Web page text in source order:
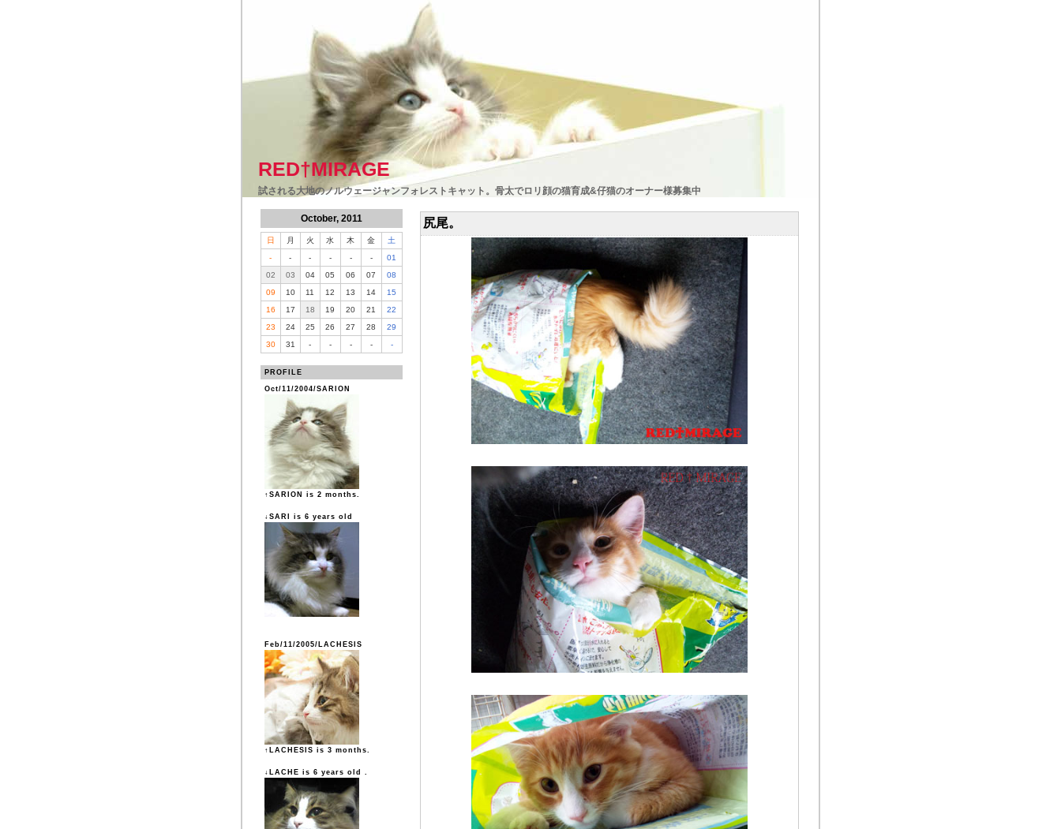
RED†MIRAGE
試される大地のノルウェージャンフォレストキャット。骨太でロリ顔の猫育成&仔猫のオーナー様募集中
October, 2011
日 月 火 水 木 金
土
-
- - - - -
01
02
03 04 05 06 07
08
09
10 11 12 13 14
15
16
17 18 19 20 21
22
23
24 25 26 27 28
29
30
31 - - - - -
PROFILE
Oct/11/2004/SARION
↑SARION is 2 months.
↓SARI is 6 years old
Feb/11/2005/LACHESIS
↑LACHESIS is 3 months.
↓LACHE is 6 years old .
尻尾。